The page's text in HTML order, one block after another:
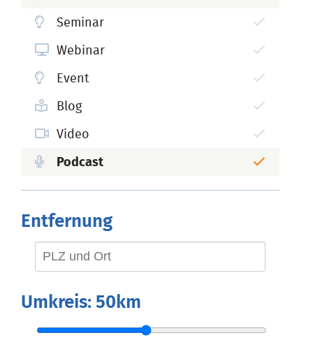
Seminar
Webinar
Event
Blog
Video
Podcast
Entfernung
Umkreis: 50km